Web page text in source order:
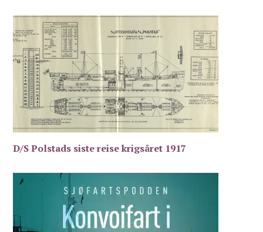
D/S Polstads siste reise krigsåret 1917